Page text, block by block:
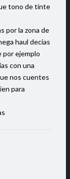
tono de tinte
por la zona de
haul decías
por ejemplo
con una
nos cuentes
para